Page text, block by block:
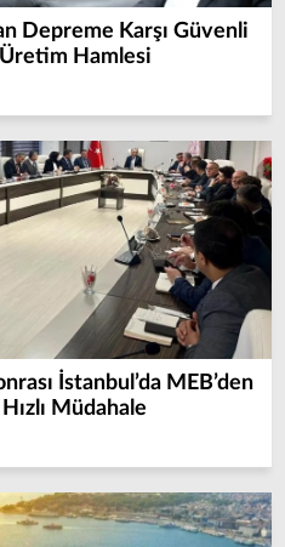
Depreme Karşı Güvenli
Üretim Hamlesi
İstanbul’da MEB’den
Hızlı Müdahale